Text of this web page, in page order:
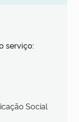
serviço:
Social